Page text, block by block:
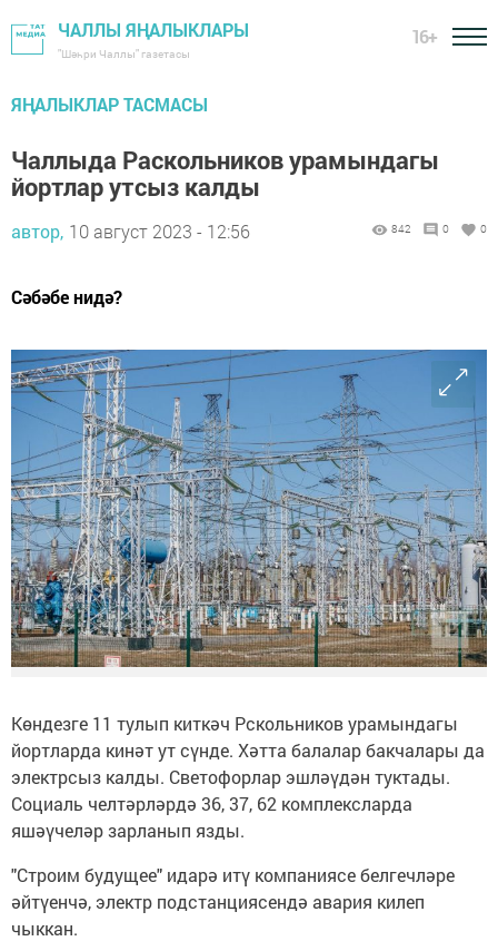
ЧАЛЛЫ ЯҢАЛЫКЛАРЫ
"Шәһри Чаллы" газетасы
16+
ЯҢАЛЫКЛАР ТАСМАСЫ
Чаллыда Раскольников урамындагы
йортлар утсыз калды
автор, 10 август 2023 - 12:56 842 0 0
Сәбәбе нидә?
Көндезге 11 тулып киткәч Рскольников урамындагы
йортларда кинәт ут сүнде. Хәтта балалар бакчалары да
электрсыз калды. Светофорлар эшләүдән туктады.
Социаль челтәрләрдә 36, 37, 62 комплексларда
яшәүчеләр зарланып язды.
"Строим будущее" идарә итү компаниясе белгечләре
әйтүенчә, электр подстанциясендә авария килеп
чыккан.